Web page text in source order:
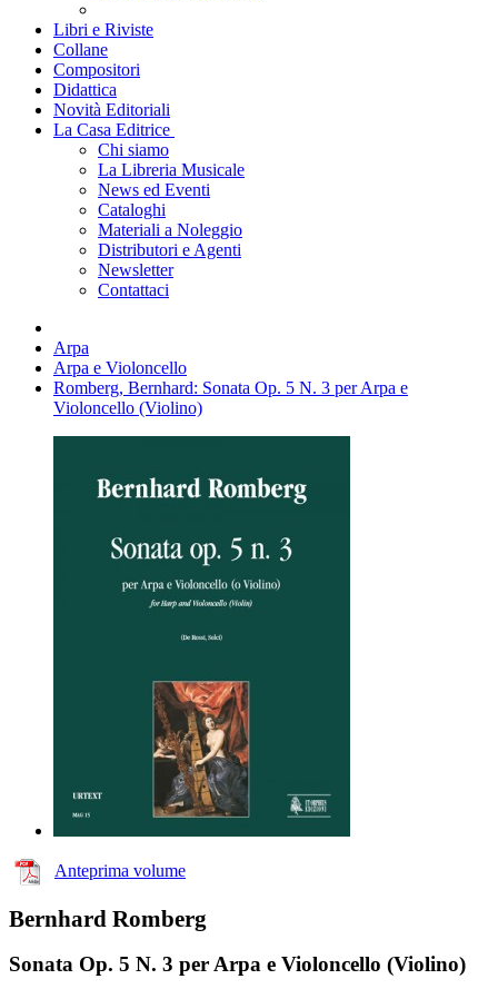
Libri e Riviste
Collane
Compositori
Didattica
Novità Editoriali
La Casa Editrice
Chi siamo
La Libreria Musicale
News ed Eventi
Cataloghi
Materiali a Noleggio
Distributori e Agenti
Newsletter
Contattaci
Arpa
Arpa e Violoncello
Romberg, Bernhard: Sonata Op. 5 N. 3 per Arpa e
Violoncello (Violino)
Anteprima volume
Bernhard Romberg
Sonata Op. 5 N. 3 per Arpa e Violoncello (Violino)